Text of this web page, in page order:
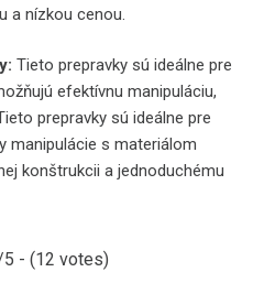
a nízkou cenou.
Tieto prepravky sú ideálne pre
efektívnu manipuláciu,
prepravky sú ideálne pre
manipulácie s materiálom
konštrukcii a jednoduchému
- (12 votes)